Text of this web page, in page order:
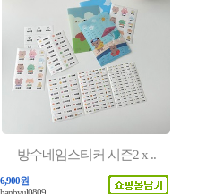
방수네임스티커 시즌2 x ..
6,900원